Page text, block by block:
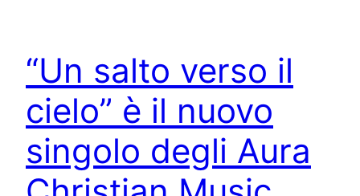
“Un salto verso il
cielo” è il nuovo
singolo degli Aura